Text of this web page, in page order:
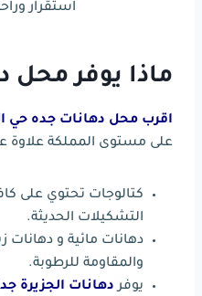
استقرار
ماذا يوفر محل
اقرب محل دهانات جده حي
على مستوى المملكة علاوة
كتالوجات تحتوي على
التشكيلات الحديثة.
دهانات مائية و دهانات
والمقاومة للرطوبة.
يوفردهانات الجزيرة